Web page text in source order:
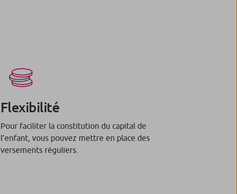
Flexibilité
Pour faciliter la constitution du capital de
l’enfant, vous pouvez mettre en place des
versements réguliers.